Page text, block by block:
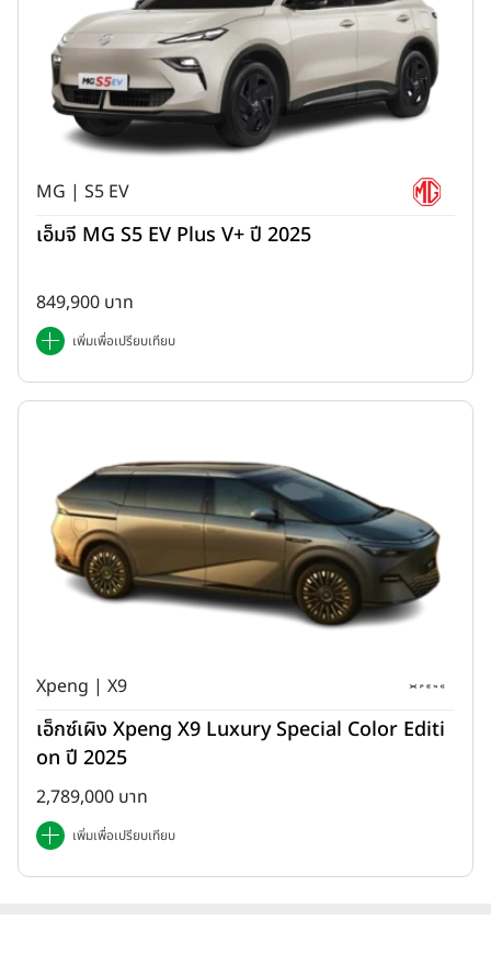
พิเศษ! รับ Exclusive Deal สำหรับ Honda STEP WGN e:HEV
SPADA ใหม่เมื่อจองตั้งแต่ 6 กุมภาพันธ์ 2569 – 6 เมษายน 2569
และรับรถภายใน 10 เมษายน 2569
ดอกเบี้ย 1.39%* สำหรับเจ้าของรถยนต์และรถจักรยานยนต์
ฮอนด้าและครอบครัว(Honda Loyalty) หรือดอกเบี้ย 1.69%*
ฟรีประกันภัย 1 ปี
ฟรี Honda Ultimate Care
นอกสถานที่ 24 ชั่วโมง เป็น 5 ปี หรือ 140,000 กิโลเมตร (อย่างใด
อย่างหนึ่งถึงก่อน)
รับประกันแบตเตอรี่ไฮบริด 10 ปี และรับประกันระบบไฮบริดทั้ง
ระบบ 5 ปี ไม่จำกัดระยะทางหรือเลือกรับโปรแกรม ดับเบิ้ล สไมล์
ค่างวดเริ่มต้นเพียงเดือนละ 14,406 บาทหรือเลือก
10%
ฟรี Honda Ultimate Careขยายเวลารับประกันคุณภาพรถยนต์
ใหม่และบริการช่วยเหลือฉุกเฉินนอกสถานที่ 24 ชั่วโมง เป็น 5 ปี หรือ
140,000 กิโลเมตร (อย่างใดอย่างหนึ่งถึงก่อน)
รับประกันแบตเตอรี่ไฮบริด 10 ปี และรับประกันระบบไฮบริดทั้ง
เพิ่มเติม! สำหรับลูกค้าที่จองสิทธิ์ล่วงหน้า
2568 – 31 ธันวาคม 2568สามารถทำการจองอย่างเป็นทางการได้
ตั้งแต่ 6 กุมภาพันธ์ 2569 – 28 กุมภาพันธ์ 2569
มีนาคม 2569 จะได้รับเพิ่ม
ฟรี! บัตรน้ำมันมูลค่า 20,000 บาท
MG | S5 EV
เอ็มจี MG S5 EV Plus V+ ปี 2025
849,900 บาท
เพิ่มเพื่อเปรียบเทียบ
Xpeng | X9
เอ็กซ์เผิง Xpeng X9 Luxury Special Color Editi
on ปี 2025
2,789,000 บาท
เพิ่มเพื่อเปรียบเทียบ